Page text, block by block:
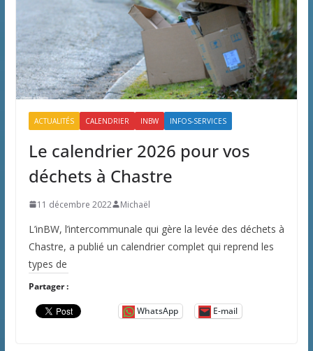
ACTUALITÉS CALENDRIER INBW INFOS-SERVICES
Le calendrier 2026 pour vos
déchets à Chastre
11 décembre 2022 Michaël
L’inBW, l’intercommunale qui gère la levée des déchets à
Chastre, a publié un calendrier complet qui reprend les
types de
Partager :
WhatsApp E-mail